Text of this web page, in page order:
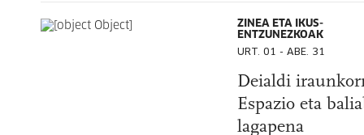
ZINEA ETA IKUS-
ENTZUNEZKOAK
URT. 01 - ABE. 31
Deialdi
Espazio eta
lagapena